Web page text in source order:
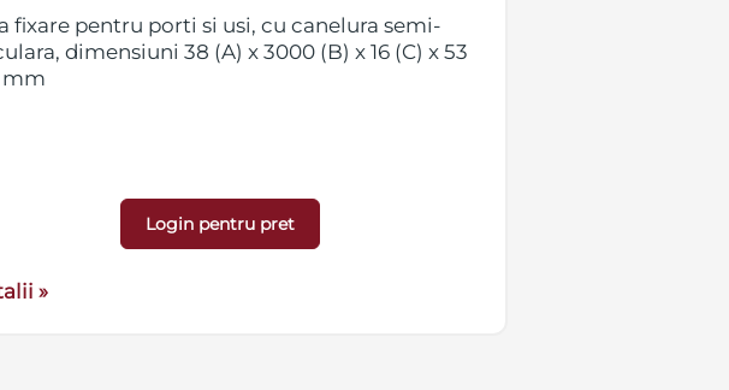
fixare pentru porti si usi, cu canelura semi-
dimensiuni 38 (A) x 3000 (B) x 16 (C) x 53
mm
Login pentru pret
»